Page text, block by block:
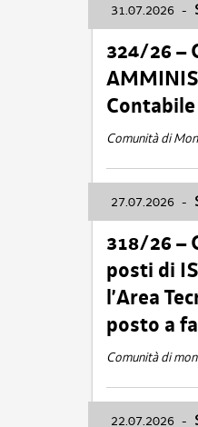
31.07.2026 -
324/26 –
Comunità di
27.07.2026 -
318/26 –
posti di
l’Area
posto a
Comunità di
22.07.2026 -